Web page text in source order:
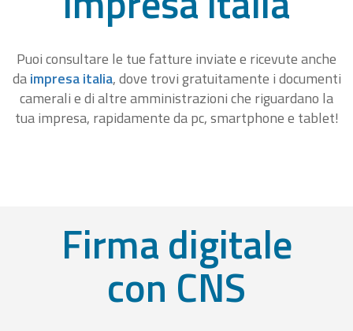
Puoi consultare le tue fatture inviate e ricevute anche
daimpresa italia, dove trovi gratuitamente i documenti
camerali e di altre amministrazioni che riguardano la
tua impresa, rapidamente da pc, smartphone e tablet!
Firma digitale
con CNS